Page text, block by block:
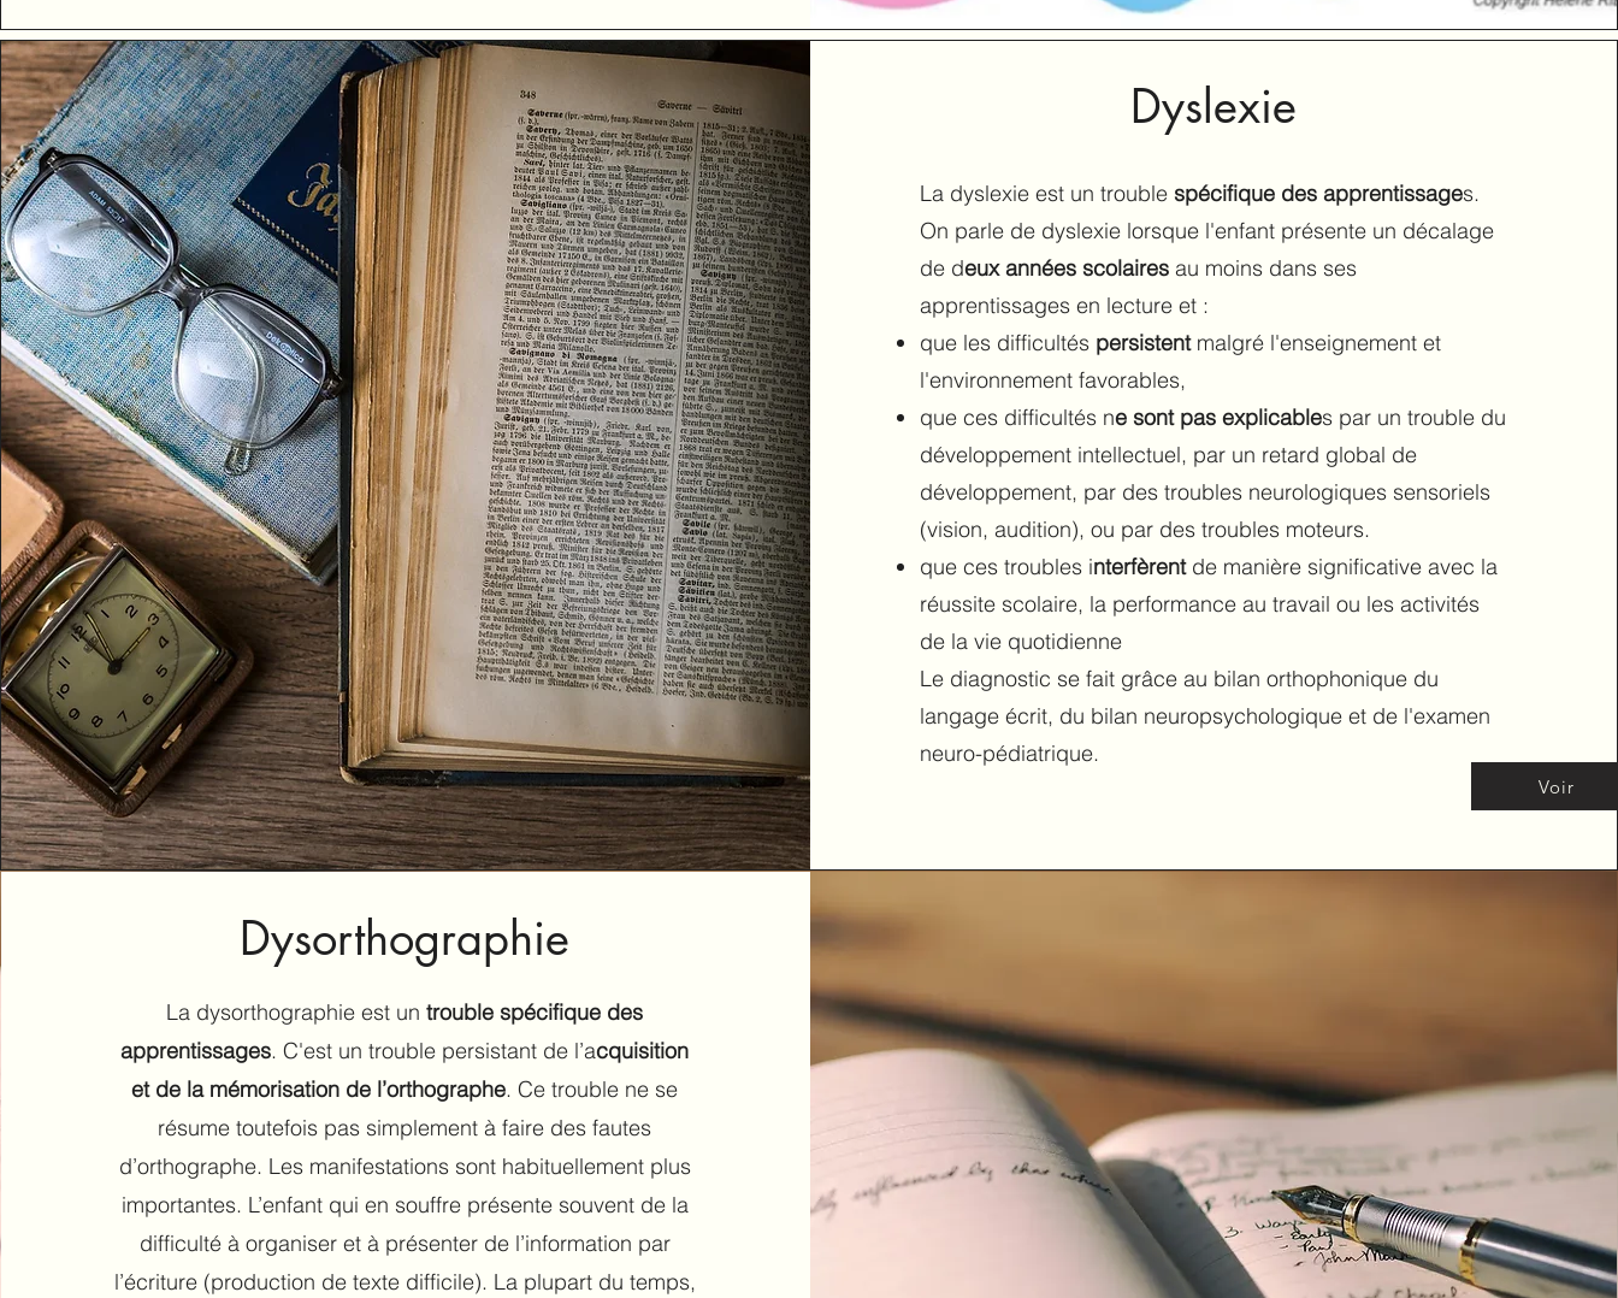
Dyslexie
La dyslexie est un trouble spécifique des apprentissages.
On parle de dyslexie lorsque l'enfant présente un décalage
de deux années scolairesau moins dans ses
apprentissages en lecture et :
que les difficultés persistent malgré l'enseignement et
l'environnement favorables,
que ces difficultés ne sont pas explicables par un trouble du
développement intellectuel, par un retard global de
développement, par des troubles neurologiques sensoriels
(vision, audition), ou par des troubles moteurs.
que ces troubles interfèrentde manière significative avec la
réussite scolaire, la performance au travail ou les activités
de la vie quotidienne
Le diagnostic se fait grâce au bilan orthophonique du
langage écrit, du bilan neuropsychologique et de l'examen
neuro-pédiatrique.
Voir
Dysorthographie
La dysorthographie est untrouble spécifique des
apprentissages. C'est un trouble persistant de l’acquisition
et de la mémorisation de l’orthographe. Ce trouble ne se
résume toutefois pas simplement à faire des fautes
d’orthographe. Les manifestations sont habituellement plus
importantes. L’enfant qui en souffre présente souvent de la
difficulté à organiser et à présenter de l’information par
l’écriture (production de texte difficile). La plupart du temps,